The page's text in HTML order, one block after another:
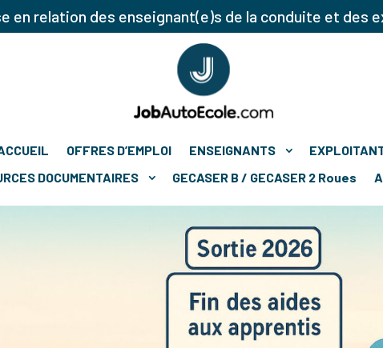
en relation des enseignant(e)s de la conduite et des
OFFRES D’EMPLOI ENSEIGNANTS
DOCUMENTAIRES
GECASER B / GECASER 2 Roues